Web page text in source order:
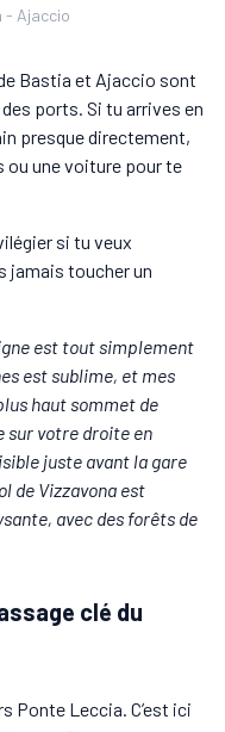
- Ajaccio
Bastia et Ajaccio sont
ports. Si tu arrives en
presque directement,
ou une voiture pour te
si tu veux
jamais toucher un
est tout simplement
est sublime, et mes
haut sommet de
sur votre droite en
juste avant la gare
de Vizzavona est
avec des forêts de
clé du
Ponte Leccia. C’est ici